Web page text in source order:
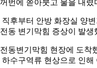
번에 쏟아붓고 물을 내렸
직후부터 안방 화장실 양
동 변기막힘 증상이 발생
동변기막힘 현장에 도착
하수구역류 현상으로 인